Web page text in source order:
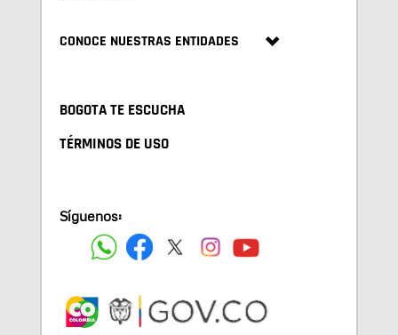
CONOCE NUESTRAS ENTIDADES
BOGOTA TE ESCUCHA
TÉRMINOS DE USO
Síguenos: